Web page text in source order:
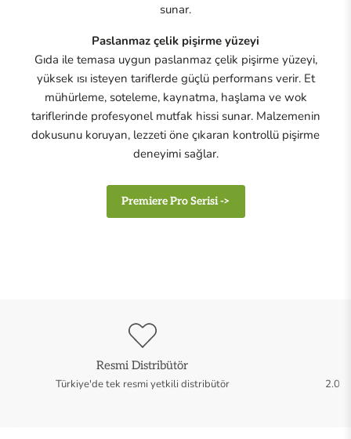
sunar.
Paslanmaz çelik pişirme yüzeyi
Gıda ile temasa uygun paslanmaz çelik pişirme yüzeyi,
yüksek ısı isteyen tariflerde güçlü performans verir. Et
mühürleme, soteleme, kaynatma, haşlama ve wok
tariflerinde profesyonel mutfak hissi sunar. Malzemenin
dokusunu koruyan, lezzeti öne çıkaran kontrollü pişirme
deneyimi sağlar.
Premiere Pro Serisi ->
Resmi Distribütör
Türkiye'de tek resmi yetkili distribütör